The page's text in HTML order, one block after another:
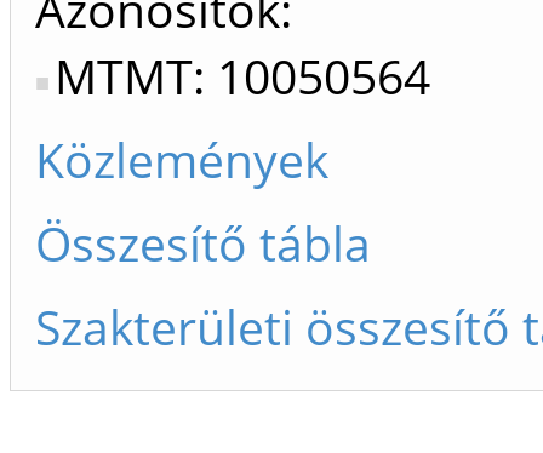
MTMT: 10050564
Közlemények
Összesítő tábla
Szakterületi összesítő